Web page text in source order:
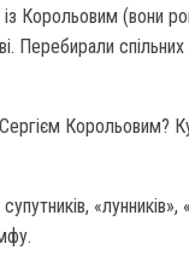
Корольовим (вони
Перебирали спільних
Корольовим?